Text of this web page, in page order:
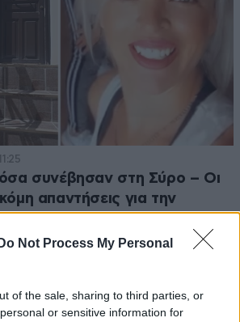
Do Not Process My Personal
of the sale, sharing to third parties, or
or sensitive information for
συνέβησαν στη Σύρο – Οι
απαντήσεις για την